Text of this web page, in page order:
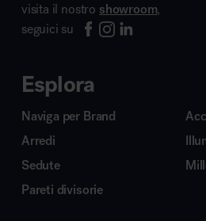
visita il nostro showroom,
seguici su
Esplora
Naviga per Brand
Arredi
Sedute
Pareti divisorie